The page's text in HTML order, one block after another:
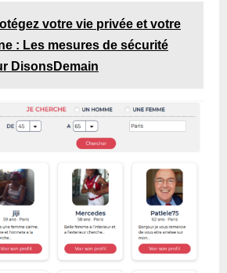
votre vie privée et votre
: Les mesures de sécurité
DisonsDemain